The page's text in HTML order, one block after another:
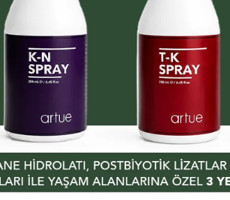
Güneş Serisi
Firming Glowy Bronzer Oil
₺1.650,00